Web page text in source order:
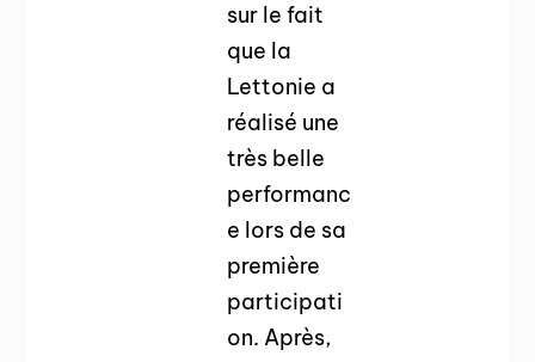
sur le fait
que la
Lettonie a
réalisé une
très belle
performanc
e lors de sa
première
participati
on. Après,